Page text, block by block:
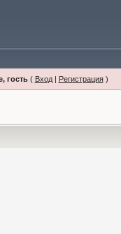
гость( Вход| Регистрация)